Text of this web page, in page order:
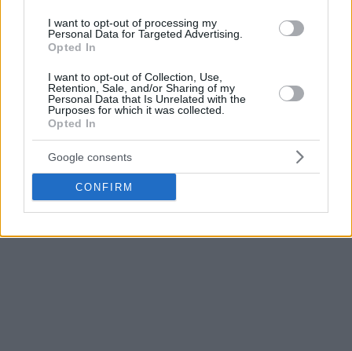
I want to opt-out of processing my
Personal Data for Targeted Advertising.
Opted In
I want to opt-out of Collection, Use,
Retention, Sale, and/or Sharing of my
Personal Data that Is Unrelated with the
Purposes for which it was collected.
Opted In
Google consents
CONFIRM